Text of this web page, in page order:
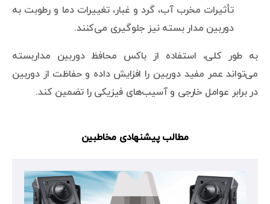
تأثیرات مخرب آب، گرد و غبار، تغییرات دما و رطوبت به
دوربین مدار بسته نیز جلوگیری می‌کنند.
به طور کلی، استفاده از باکس محافظ دوربین مداربسته
می‌تواند عمر مفید دوربین را افزایش داده و حفاظت از دوربین
در برابر عوامل خارجی و آسیب‌های فیزیکی را تضمین کند.
مطالب پیشنهادی مخاطبین